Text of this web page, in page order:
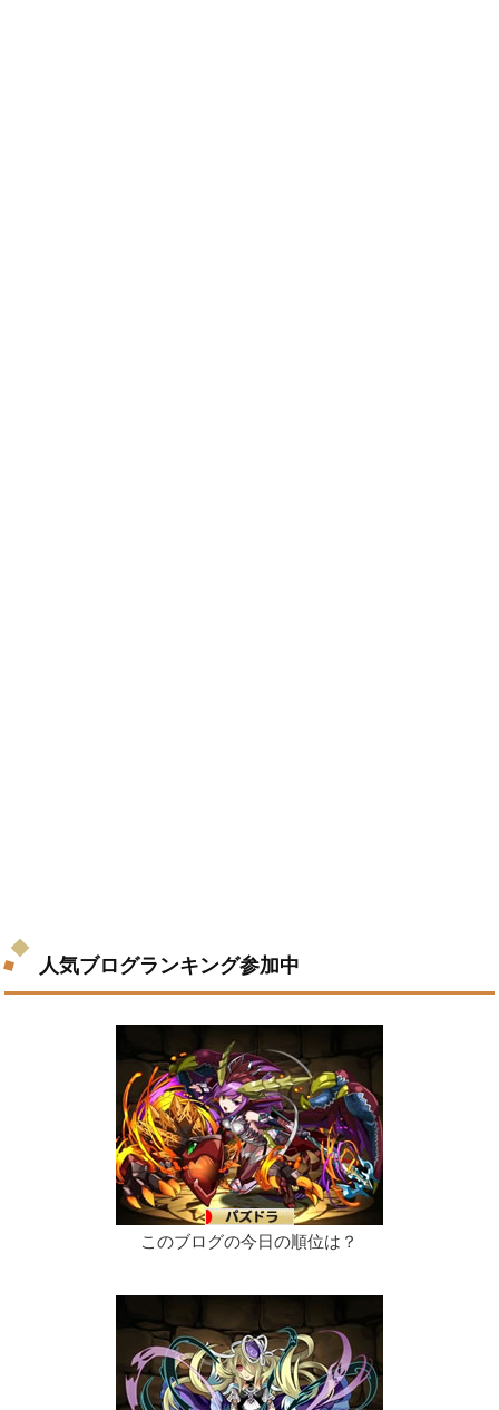
人気ブログランキング参加中
このブログの今日の順位は？